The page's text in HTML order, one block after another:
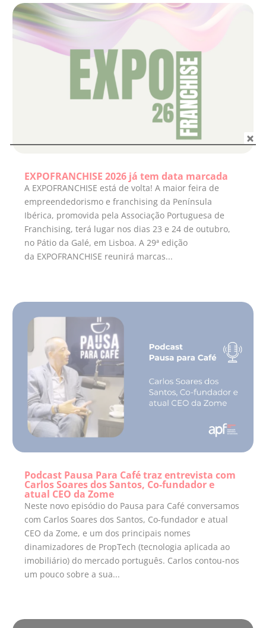
EXPOFRANCHISE 2026 já tem data marcada
A EXPOFRANCHISE está de volta! A maior feira de
empreendedorismo e franchising da Península
Ibérica, promovida pela Associação Portuguesa de
Franchising, terá lugar nos dias 23 e 24 de outubro,
no Pátio da Galé, em Lisboa. A 29ª edição
da EXPOFRANCHISE reunirá marcas...
Podcast Pausa Para Café traz entrevista com
Carlos Soares dos Santos, Co-fundador e
atual CEO da Zome
Neste novo episódio do Pausa para Café conversamos
com Carlos Soares dos Santos, Co-fundador e atual
CEO da Zome, e um dos principais nomes
dinamizadores de PropTech (tecnologia aplicada ao
imobiliário) do mercado português. Carlos contou-nos
um pouco sobre a sua...